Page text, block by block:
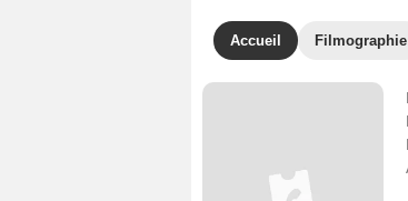
Accueil Filmographie